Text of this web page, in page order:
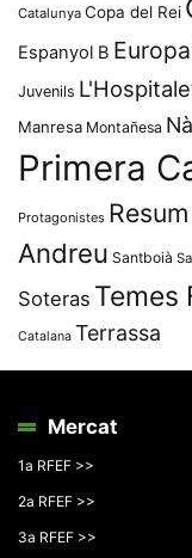
Catalunya Copa del Rei
Espanyol B Europa
Juvenils
Manresa Montañesa
Primera
Protagonistes Resum
Andreu Santboià
Soteras Temes
Catalana Terrassa
Mercat
1a RFEF >>
2a RFEF >>
3a RFEF >>